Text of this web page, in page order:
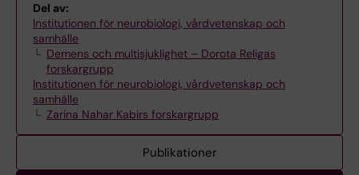
Del av:
Institutionen för neurobiologi, vårdvetenskap och
samhälle
Demens och multisjuklighet – Dorota Religas
forskargrupp
Institutionen för neurobiologi, vårdvetenskap och
samhälle
Zarina Nahar Kabirs forskargrupp
Publikationer